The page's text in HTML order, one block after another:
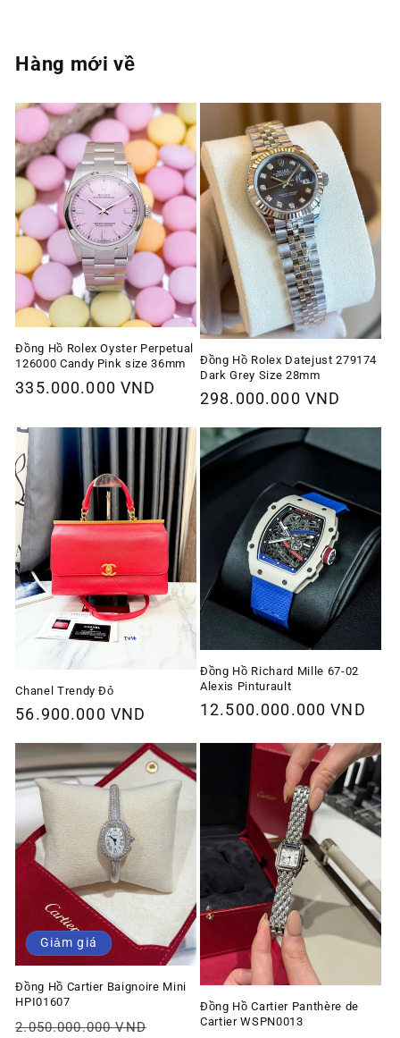
Hàng mới về
Đồng Hồ Rolex Oyster Perpetual
126000 Candy Pink size 36mm
Giá
thường
335.000.000 VND
Đồng Hồ Rolex Datejust 279174
Dark Grey Size 28mm
Giá
thường
298.000.000 VND
Chanel Trendy Đỏ
Giá
thường
56.900.000 VND
Đồng Hồ Richard Mille 67-02
Alexis Pinturault
Giá
thường
12.500.000.000 VND
Giảm giá
Đồng Hồ Cartier Baignoire Mini
HPI01607
Giá
2.050.000.000 VND
Đồng Hồ Cartier Panthère de
Cartier WSPN0013